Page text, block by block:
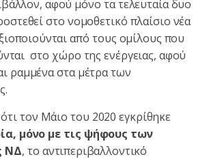
αφού μόνο τα τελευταία δυο
στο νομοθετικό πλαίσιο νέα
από τους ομίλους που
στο χώρο της ενέργειας, αφού
ραμμένα στα μέτρα των
τον Μάιο του 2020 εγκρίθηκε
μόνο με τις ψήφους των
ΝΔ, το αντιπεριβαλλοντικό